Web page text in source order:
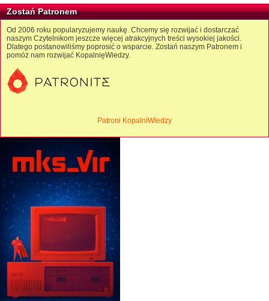
Zostań Patronem
Od 2006 roku popularyzujemy naukę. Chcemy się rozwijać i dostarczać
naszym Czytelnikom jeszcze więcej atrakcyjnych treści wysokiej jakości.
Dlatego postanowiliśmy poprosić o wsparcie. Zostań naszym Patronem i
pomóż nam rozwijać KopalnięWiedzy.
Patroni KopalniWiedzy